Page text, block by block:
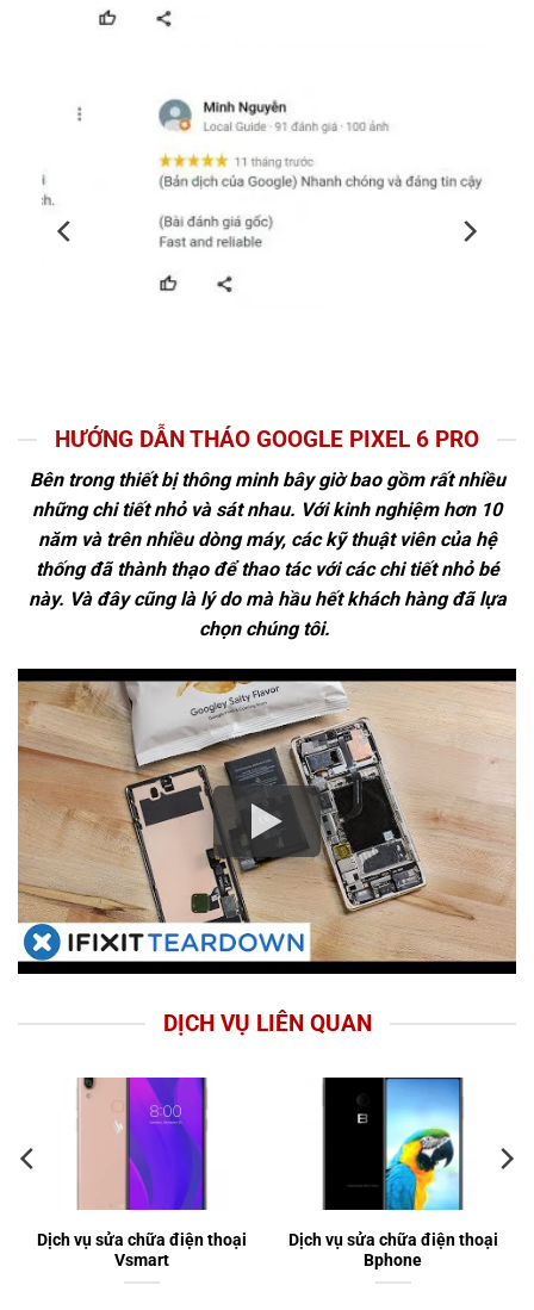
HƯỚNG DẪN THÁO GOOGLE PIXEL 6 PRO
Bên trong thiết bị thông minh bây giờ bao gồm rất nhiều
những chi tiết nhỏ và sát nhau. Với kinh nghiệm hơn 10
năm và trên nhiều dòng máy, các kỹ thuật viên của hệ
thống đã thành thạo để thao tác với các chi tiết nhỏ bé
này. Và đây cũng là lý do mà hầu hết khách hàng đã lựa
chọn chúng tôi.
DỊCH VỤ LIÊN QUAN
Dịch vụ sửa chữa điện thoại
Vsmart
Dịch vụ sửa chữa điện thoại
Bphone